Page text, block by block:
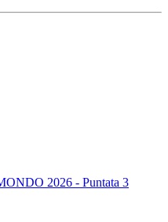
2026 - Puntata 3